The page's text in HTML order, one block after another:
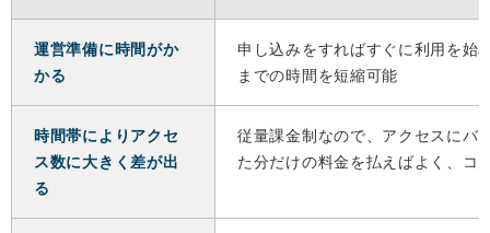
運営準備に時間がか
かる
申し込みをすればすぐに利用を始
までの時間を短縮可能
時間帯によりアクセ
ス数に大きく差が出
る
従量課金制なので、アクセスにバ
た分だけの料金を払えばよく、コ